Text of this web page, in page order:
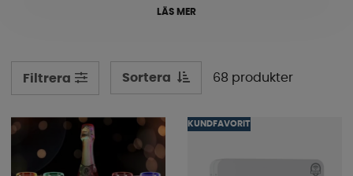
till campingälskaren!
LÄS MER
Filtrera Sortera 68 produkter
KUNDFAVORIT